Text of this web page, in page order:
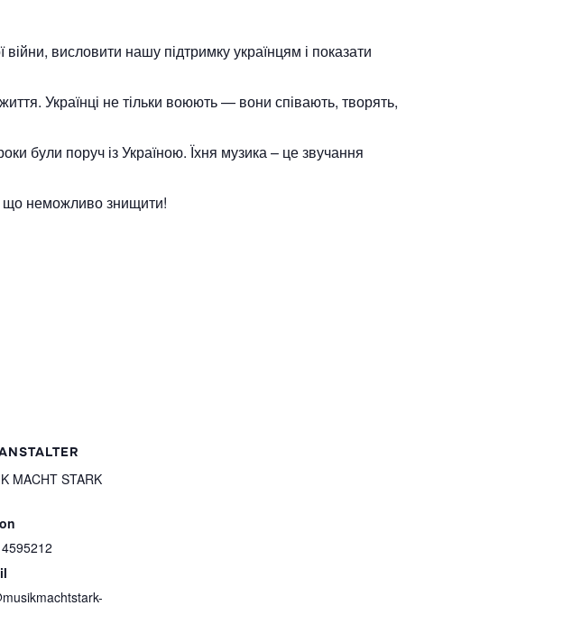
висловити нашу підтримку українцям і показати
Українці не тільки воюють — вони співають, творять,
були поруч із Україною. Їхня музика – це звучання
що неможливо знищити!
MACHT STARK